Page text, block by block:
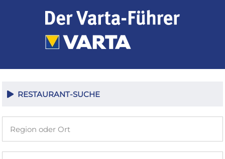
RESTAURANT-SUCHE